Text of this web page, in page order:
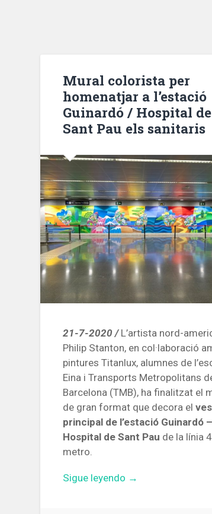
Mural colorista per
homenatjar a l’estació
Guinardó / Hospital de
Sant Pau els sanitaris
21-7-2020 /L’artista nord-
Philip Stanton, en col·laboració
pintures Titanlux, alumnes de
Eina i Transports Metropolitans
Barcelona (TMB), ha finalitzat el
de gran format que decora el
principal de l’estació Guinardó –
Hospital de Sant Pau de la línia
metro.
Sigue leyendo «Mural
→